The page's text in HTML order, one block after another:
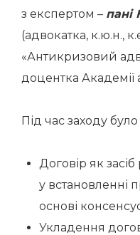
з експертом – пані
(адвокатка, к.ю.н.,
«Антикризовий
доцентка Академії
Під час заходу
Договір як
у встановленні
основі
Укладення